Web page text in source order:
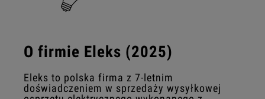
O firmie Eleks (2025)
Eleks to polska firma z 7-letnim
doświadczeniem w sprzedaży wysyłkowej